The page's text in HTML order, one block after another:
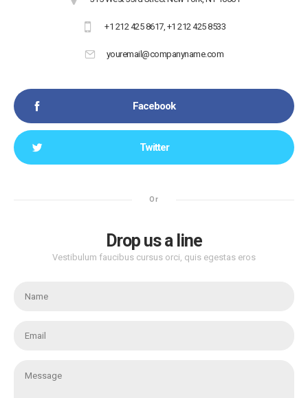
+1 212 425 8617, +1 212 425 8533
youremail@companyname.com
Facebook
Twitter
Or
Drop us a line
Vestibulum faucibus cursus orci, quis egestas eros